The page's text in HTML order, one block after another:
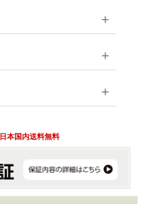
本国内送料無料